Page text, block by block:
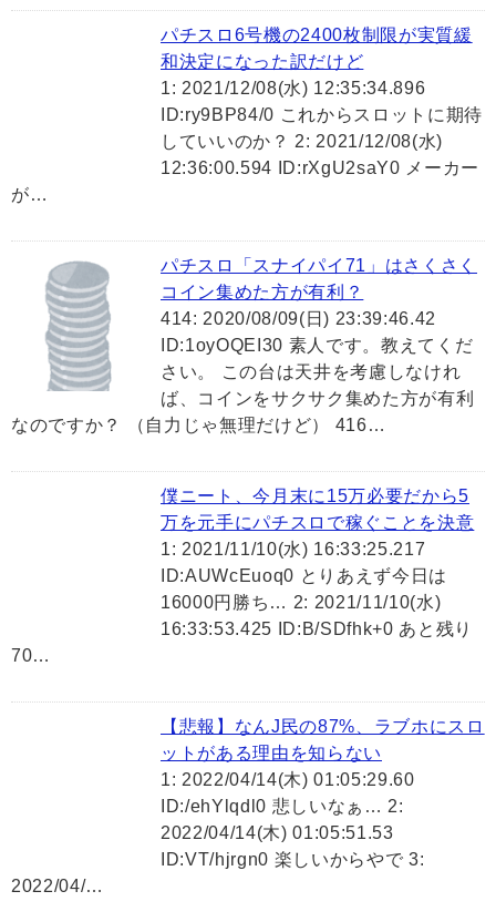
パチスロ6号機の2400枚制限が実質緩
和決定になった訳だけど
1: 2021/12/08(水) 12:35:34.896
ID:ry9BP84/0 これからスロットに期待
していいのか？ 2: 2021/12/08(水)
12:36:00.594 ID:rXgU2saY0 メーカー
が…
パチスロ「スナイパイ71」はさくさく
コイン集めた方が有利？
414: 2020/08/09(日) 23:39:46.42
ID:1oyOQEI30 素人です。教えてくだ
さい。 この台は天井を考慮しなけれ
ば、コインをサクサク集めた方が有利
なのですか？ （自力じゃ無理だけど） 416…
僕ニート、今月末に15万必要だから5
万を元手にパチスロで稼ぐことを決意
1: 2021/11/10(水) 16:33:25.217
ID:AUWcEuoq0 とりあえず今日は
16000円勝ち… 2: 2021/11/10(水)
16:33:53.425 ID:B/SDfhk+0 あと残り
70…
【悲報】なんJ民の87%、ラブホにスロ
ットがある理由を知らない
1: 2022/04/14(木) 01:05:29.60
ID:/ehYlqdl0 悲しいなぁ… 2:
2022/04/14(木) 01:05:51.53
ID:VT/hjrgn0 楽しいからやで 3:
2022/04/…